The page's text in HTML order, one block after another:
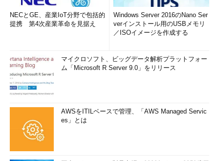
NECとGE、産業IoT分野で包括的
提携 第4次産業革命を見据え
Windows Server 2016のNano Ser
verインストール用のUSBメモリ
／ISOイメージを作成する
マイクロソフト、ビッグデータ解析プラットフォー
ム「Microsoft R Server 9.0」をリリース
AWSをITILベースで管理、「AWS Managed Servic
es」とは